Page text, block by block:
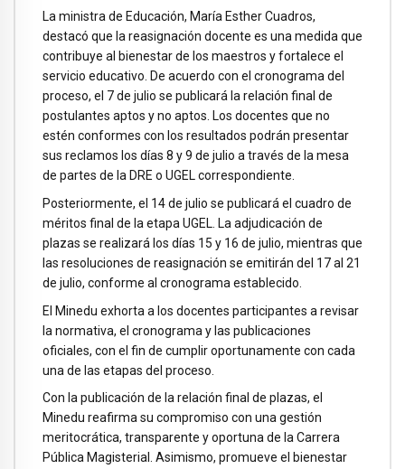
La ministra de Educación, María Esther Cuadros,
destacó que la reasignación docente es una medida que
contribuye al bienestar de los maestros y fortalece el
servicio educativo. De acuerdo con el cronograma del
proceso, el 7 de julio se publicará la relación final de
postulantes aptos y no aptos. Los docentes que no
estén conformes con los resultados podrán presentar
sus reclamos los días 8 y 9 de julio a través de la mesa
de partes de la DRE o UGEL correspondiente.
Posteriormente, el 14 de julio se publicará el cuadro de
méritos final de la etapa UGEL. La adjudicación de
plazas se realizará los días 15 y 16 de julio, mientras que
las resoluciones de reasignación se emitirán del 17 al 21
de julio, conforme al cronograma establecido.
El Minedu exhorta a los docentes participantes a revisar
la normativa, el cronograma y las publicaciones
oficiales, con el fin de cumplir oportunamente con cada
una de las etapas del proceso.
Con la publicación de la relación final de plazas, el
Minedu reafirma su compromiso con una gestión
meritocrática, transparente y oportuna de la Carrera
Pública Magisterial. Asimismo, promueve el bienestar